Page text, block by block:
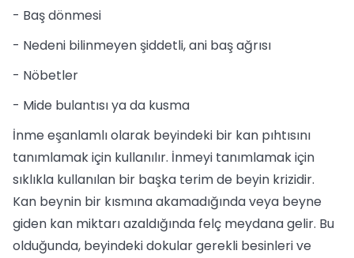
- Baş dönmesi
- Nedeni bilinmeyen şiddetli, ani baş ağrısı
- Nöbetler
- Mide bulantısı ya da kusma
İnme eşanlamlı olarak beyindeki bir kan pıhtısını
tanımlamak için kullanılır. İnmeyi tanımlamak için
sıklıkla kullanılan bir başka terim de beyin krizidir.
Kan beynin bir kısmına akamadığında veya beyne
giden kan miktarı azaldığında felç meydana gelir. Bu
olduğunda, beyindeki dokular gerekli besinleri ve